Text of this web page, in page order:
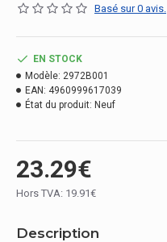
Basé sur 0 avis.
23.29€
Hors TVA: 19.91€
EN STOCK
Modèle: 2972B001
EAN: 4960999617039
État du produit: Neuf
Description